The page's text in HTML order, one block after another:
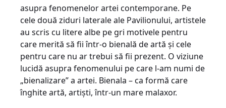
asupra fenomenelor artei contemporane. Pe
cele două ziduri laterale ale Pavilionului, artistele
au scris cu litere albe pe gri motivele pentru
care merită să fii într-o bienală de artă şi cele
pentru care nu ar trebui să fii prezent. O viziune
lucidă asupra fenomenului pe care l-am numi de
„bienalizare” a artei. Bienala – ca formă care
înghite artă, artişti, într-un mare malaxor.